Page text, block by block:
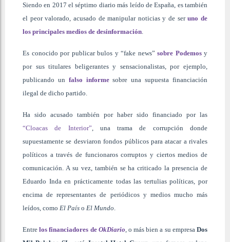
Siendo en 2017 el séptimo diario más leído de España, es también
el peor valorado, acusado de manipular noticias y de seruno de
los principales medios de desinformación
Es conocido por publicar bulos y “fake news” sobre Podemosy
por sus titulares beligerantes y sensacionalistas, por ejemplo,
publicando un falso informesobre una supuesta financiación
ilegal de dicho partido.
Ha sido acusado también por haber sido financiado por las
“Cloacas de Interior” , una trama de corrupción donde
supuestamente se desviaron fondos públicos para atacar a rivales
políticos a través de funcionaros corruptos y ciertos medios de
comunicación. A su vez, también se ha criticado la presencia de
Eduardo Inda en prácticamente todas las tertulias políticas, por
encima de representantes de periódicos y medios mucho más
leídos, como El País o El Mundo
Entrelos financiadores de OkDiario , o más bien a su empresaDos